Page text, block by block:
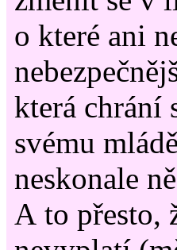
o které ani
která chrání
svému
neskonale
A to přesto,